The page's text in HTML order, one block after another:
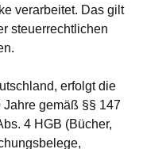
verarbeitet. Das gilt
steuerrechtlichen
erfolgt die
gemäß §§ 147
4 HGB (Bücher,